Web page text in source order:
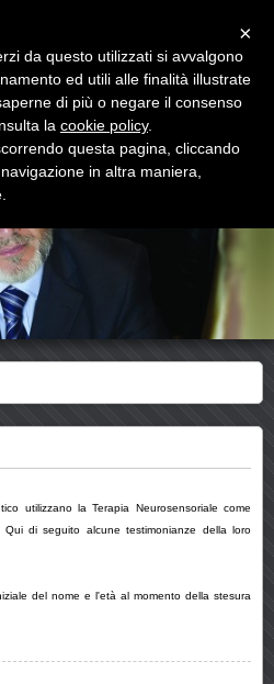
utilizzano la Terapia Neurosensoriale come
Qui di seguito alcune testimonianze della loro
del nome e l'età al momento della stesura
×
da questo utilizzati si avvalgono
ed utili alle finalità illustrate
di più o negare il consenso
la cookie policy.
questa pagina, cliccando
in altra maniera,